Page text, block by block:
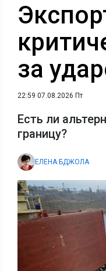
за
22:59 07.08.2026 Пт
Есть ли
границу?
ЕЛЕНА БДЖОЛА